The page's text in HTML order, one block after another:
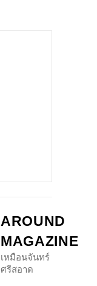
AROUND
MAGAZINE
เหมือนจันทร์
ศรีสอาด